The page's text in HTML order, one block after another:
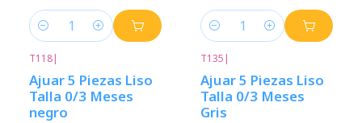
Cantidad Cantidad
T118|
Ajuar 5 Piezas Liso
Talla 0/3 Meses
negro
T135 |
Ajuar 5 Piezas Liso
Talla 0/3 Meses
Gris